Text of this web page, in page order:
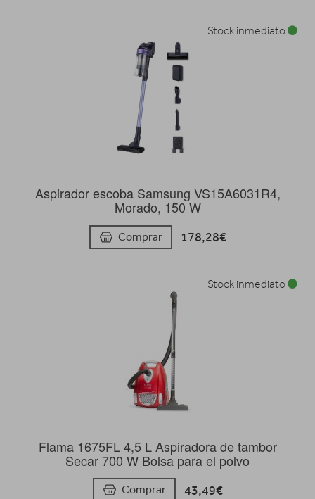
Aspirador escoba Samsung VS15A6031R4,
Morado, 150 W
Comprar 178,28€
Stock inmediato
Flama 1675FL 4,5 L Aspiradora de tambor
Secar 700 W Bolsa para el polvo
Comprar 43,49€
Stock inmediato